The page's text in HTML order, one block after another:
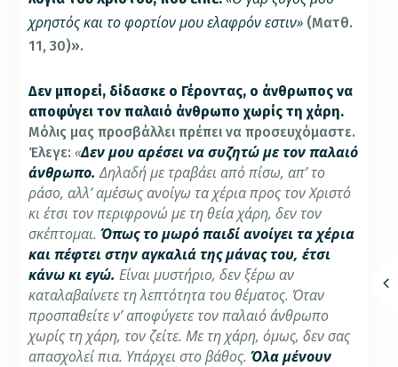
χρηστός και το φορτίον μου ελαφρόν εστιν» (Ματθ.
11, 30)».
Δεν μπορεί, δίδασκε ο Γέροντας, ο άνθρωπος να
αποφύγει τον παλαιό άνθρωπο χωρίς τη χάρη.
Μόλις μας προσβάλλει πρέπει να προσευχόμαστε.
Έλεγε:«Δεν μου αρέσει να συζητώ με τον παλαιό
άνθρωπο.Δηλαδή με τραβάει από πίσω, απ’ το
ράσο, αλλ’ αμέσως ανοίγω τα χέρια προς τον Χριστό
κι έτσι τον περιφρονώ με τη θεία χάρη, δεν τον
σκέπτομαι.Όπως το μωρό παιδί ανοίγει τα χέρια
και πέφτει στην αγκαλιά της μάνας του, έτσι
κάνω κι εγώ. Είναι μυστήριο, δεν ξέρω αν
καταλαβαίνετε τη λεπτότητα του θέματος. Όταν
προσπαθείτε ν’ αποφύγετε τον παλαιό άνθρωπο
χωρίς τη χάρη, τον ζείτε. Με τη χάρη, όμως, δεν σας
απασχολεί πια. Υπάρχει στο βάθος.Όλα μένουν